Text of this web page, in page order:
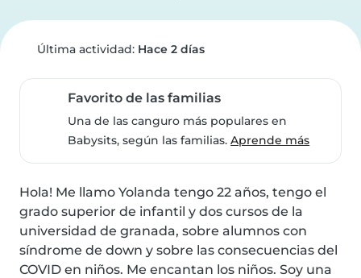
Última actividad: Hace 2 días
Favorito de las familias
Una de las canguro más populares en
Babysits, según las familias.Aprende más
Hola! Me llamo Yolanda tengo 22 años, tengo el
grado superior de infantil y dos cursos de la
universidad de granada, sobre alumnos con
síndrome de down y sobre las consecuencias del
COVID en niños. Me encantan los niños. Soy una